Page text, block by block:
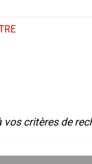
critères de